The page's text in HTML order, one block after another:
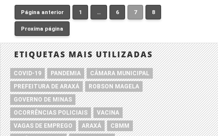
Página anterior
Page
1
…
Page
6
Page
7
Page
8
Proxíma página
ETIQUETAS MAIS UTILIZADAS
COVID-19 PANDEMIA
CÂMARA MUNICIPAL
PREFEITURA DE ARAXÁ
ROBSON MAGELA
GOVERNO DE MINAS
OCORRÊNCIAS POLICIAIS
VACINA
VAGAS DE EMPREGO
ARAXÁ
CBMM